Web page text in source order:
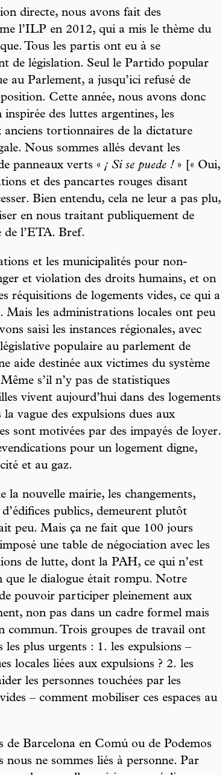
directe, nous avons fait des
l’ILP en 2012, qui a mis le thème du
Tous les partis ont eu à se
de législation. Seul le Partido popular
au Parlement, a jusqu’ici refusé de
Cette année, nous avons donc
des luttes argentines, les
anciens tortionnaires de la dictature
Nous sommes allés devant les
panneaux verts « ¡ Sí se puede ! » [« Oui,
et des pancartes rouges disant
Bien entendu, cela ne leur a pas plu,
en nous traitant publiquement de
de l’ETA. Bref.
et les municipalités pour non-
et violation des droits humains, et on
réquisitions de logements vides, ce qui a
Mais les administrations locales ont peu
saisi les instances régionales, avec
populaire au parlement de
aide destinée aux victimes du système
s’il n’y pas de statistiques
vivent aujourd’hui dans des logements
vague des expulsions dues aux
sont motivées par des impayés de loyer.
pour un logement digne,
et au gaz.
la nouvelle mairie, les changements,
publics, demeurent plutôt
peu. Mais ça ne fait que 100 jours
une table de négociation avec les
de lutte, dont la PAH, ce qui n’est
que le dialogue était rompu. Notre
pouvoir participer pleinement aux
non pas dans un cadre formel mais
commun. Trois groupes de travail ont
plus urgents : 1. les expulsions –
locales liées aux expulsions ? 2. les
les personnes touchées par les
– comment mobiliser ces espaces au
de Barcelona en Comú ou de Podemos
ne sommes liés à personne. Par